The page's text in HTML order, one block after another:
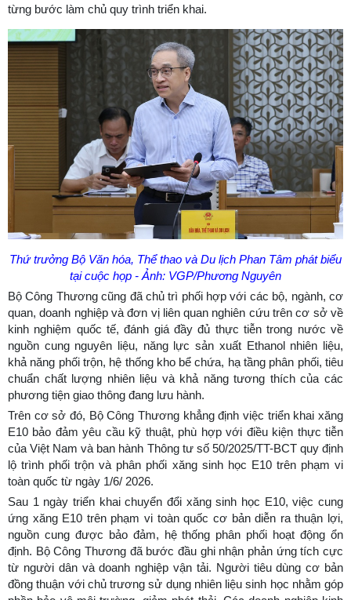
từng bước làm chủ quy trình triển khai.
Thứ trưởng Bộ Văn hóa, Thể thao và Du lịch Phan Tâm phát biểu
tại cuộc họp - Ảnh: VGP/Phương Nguyên
Bộ Công Thương cũng đã chủ trì phối hợp với các bộ, ngành, cơ
quan, doanh nghiệp và đơn vị liên quan nghiên cứu trên cơ sở về
kinh nghiệm quốc tế, đánh giá đầy đủ thực tiễn trong nước về
nguồn cung nguyên liệu, năng lực sản xuất Ethanol nhiên liệu,
khả năng phối trộn, hệ thống kho bể chứa, hạ tầng phân phối, tiêu
chuẩn chất lượng nhiên liệu và khả năng tương thích của các
phương tiện giao thông đang lưu hành.
Trên cơ sở đó, Bộ Công Thương khẳng định việc triển khai xăng
E10 bảo đảm yêu cầu kỹ thuật, phù hợp với điều kiện thực tiễn
của Việt Nam và ban hành Thông tư số 50/2025/TT-BCT quy định
lộ trình phối trộn và phân phối xăng sinh học E10 trên phạm vi
toàn quốc từ ngày 1/6/ 2026.
Sau 1 ngày triển khai chuyển đổi xăng sinh học E10, việc cung
ứng xăng E10 trên phạm vi toàn quốc cơ bản diễn ra thuận lợi,
nguồn cung được bảo đảm, hệ thống phân phối hoạt động ổn
định. Bộ Công Thương đã bước đầu ghi nhận phản ứng tích cực
từ người dân và doanh nghiệp vận tải. Người tiêu dùng cơ bản
đồng thuận với chủ trương sử dụng nhiên liệu sinh học nhằm góp